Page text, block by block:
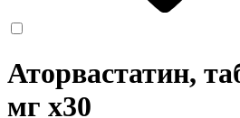
Аторвастатин,
мг x30